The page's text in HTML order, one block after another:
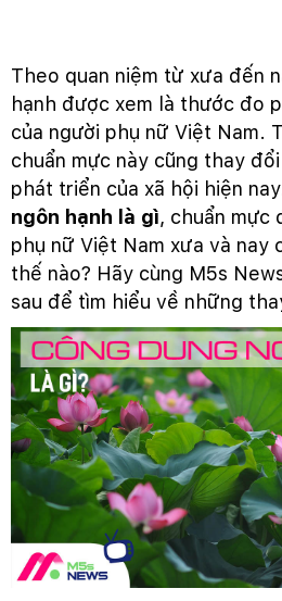
Theo quan niệm từ xưa đến
hạnh được xem là thước đo
của người phụ nữ Việt Nam.
chuẩn mực này cũng thay
phát triển của xã hội hiện
ngôn hạnh là gì, chuẩn mực
phụ nữ Việt Nam xưa và nay
thế nào? Hãy cùng M5s
sau để tìm hiểu về những